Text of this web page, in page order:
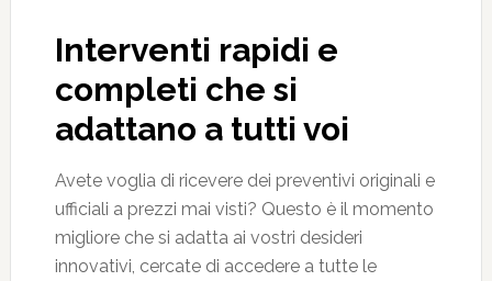
Interventi rapidi e
completi che si
adattano a tutti voi
Avete voglia di ricevere dei preventivi originali e
ufficiali a prezzi mai visti? Questo è il momento
migliore che si adatta ai vostri desideri
innovativi, cercate di accedere a tutte le